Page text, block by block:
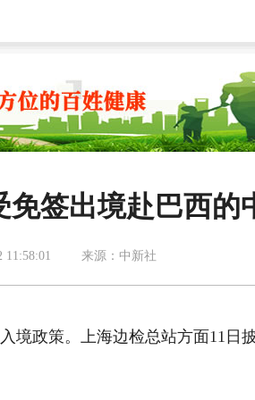
签出境赴巴西的
11:58:01 来源：中新社
境政策。上海边检总站方面11日